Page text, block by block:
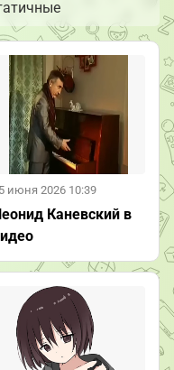
июня 2026 10:39
Каневский в